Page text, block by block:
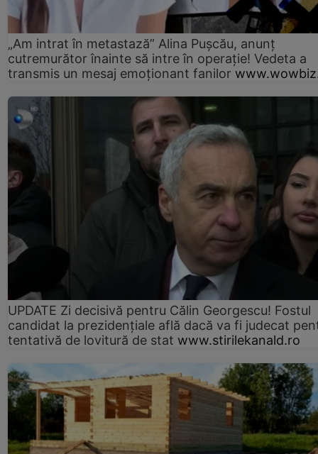
„Am intrat în metastază” Alina Pușcău, anunț
cutremurător înainte să intre în operație! Vedeta a
transmis un mesaj emoționant fanilor
UPDATE Zi decisivă pentru Călin Georgescu! Fostul
candidat la prezidențiale află dacă va fi judecat
tentativă de lovitură de stat www.stirilekanald.ro